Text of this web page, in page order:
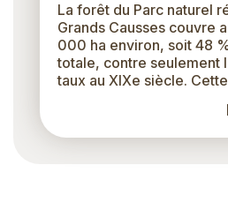
La forêt du Parc naturel
Grands Causses couvre
000 ha environ, soit 48
totale, contre seulement
taux au XIXe siècle.